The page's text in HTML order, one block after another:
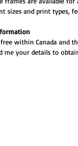
sizes and print types,
within Canada and
me your details to